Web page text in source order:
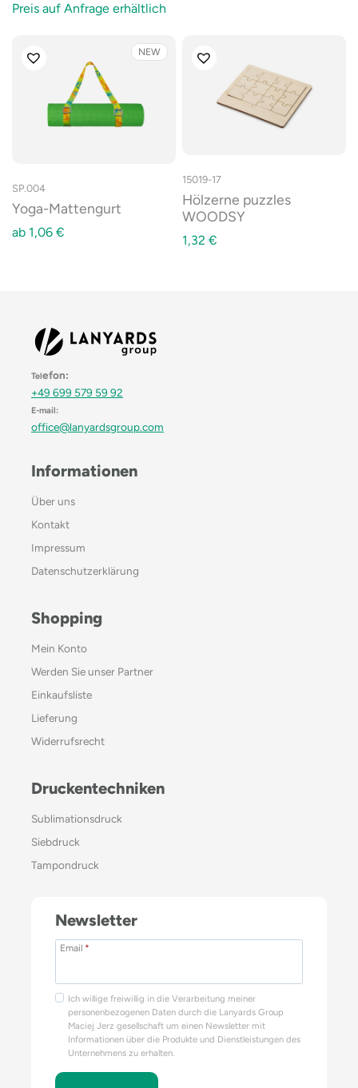
Preis auf Anfrage erhältlich
NEW
SP.004
Yoga-Mattengurt
ab 1,06 €
15019-17
Hölzerne puzzles
WOODSY
1,32 €
Telefon:
+49 699 579 59 92
E-mail:
office@lanyardsgroup.com
Informationen
Über uns
Kontakt
Impressum
Datenschutzerklärung
Shopping
Mein Konto
Werden Sie unser Partner
Einkaufsliste
Lieferung
Widerrufsrecht
Druckentechniken
Sublimationsdruck
Siebdruck
Tampondruck
Newsletter
Email *
Ich willige freiwillig in die Verarbeitung meiner
personenbezogenen Daten durch die Lanyards Group
Maciej Jerz gesellschaft um einen Newsletter mit
Informationen über die Produkte und Dienstleistungen des
Unternehmens zu erhalten.